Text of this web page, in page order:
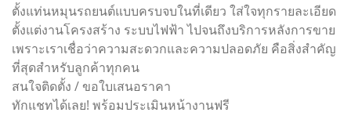
ตั้งแท่นหมุนรถยนต์แบบครบจบในที่เดียว ใส่ใจทุกรายละเอียด
ตั้งแต่งานโครงสร้าง ระบบไฟฟ้า ไปจนถึงบริการหลังการขาย
เพราะเราเชื่อว่าความสะดวกและความปลอดภัย คือสิ่งสำคัญ
ที่สุดสำหรับลูกค้าทุกคน
สนใจติดตั้ง / ขอใบเสนอราคา
ทักแชทได้เลย! พร้อมประเมินหน้างานฟรี